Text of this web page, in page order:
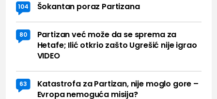
104 Šokantan poraz Partizana
80
Partizan već može da se sprema za
Hetafe; Ilić otkrio zašto Ugrešić nije igrao
VIDEO
63
Katastrofa za Partizan, nije moglo gore –
Evropa nemoguća misija?